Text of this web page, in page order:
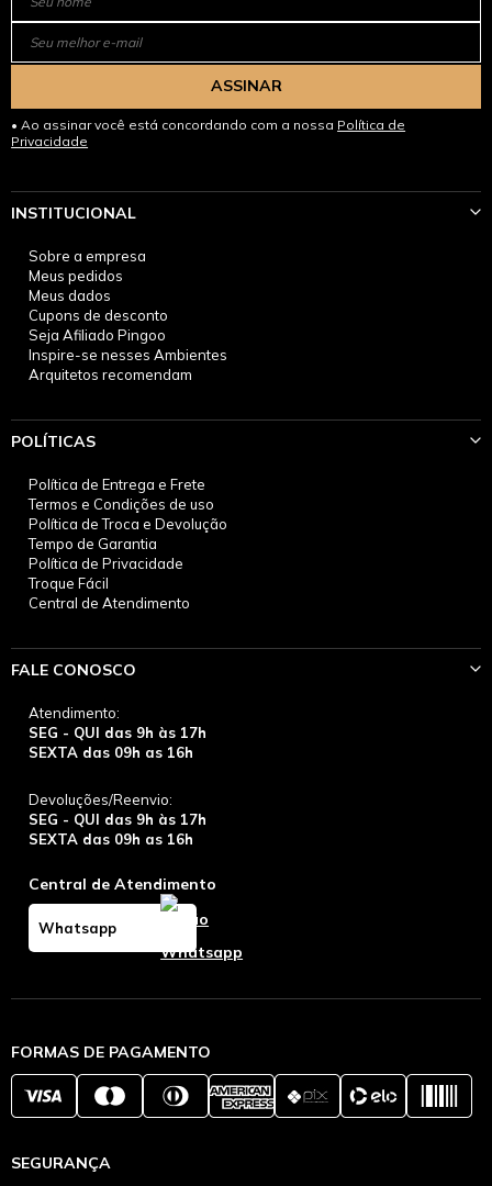
ASSINAR
Ao assinar você está concordando com a nossa Política de
Privacidade
INSTITUCIONAL
Sobre a empresa
Meus pedidos
Meus dados
Cupons de desconto
Seja Afiliado Pingoo
Inspire-se nesses Ambientes
Arquitetos recomendam
POLÍTICAS
Política de Entrega e Frete
Termos e Condições de uso
Política de Troca e Devolução
Tempo de Garantia
Política de Privacidade
Troque Fácil
Central de Atendimento
FALE CONOSCO
Atendimento:
SEG - QUI das 9h às 17h
SEXTA das 09h as 16h
Devoluções/Reenvio:
SEG - QUI das 9h às 17h
SEXTA das 09h as 16h
Central de Atendimento
Whatsapp
FORMAS DE PAGAMENTO
SEGURANÇA